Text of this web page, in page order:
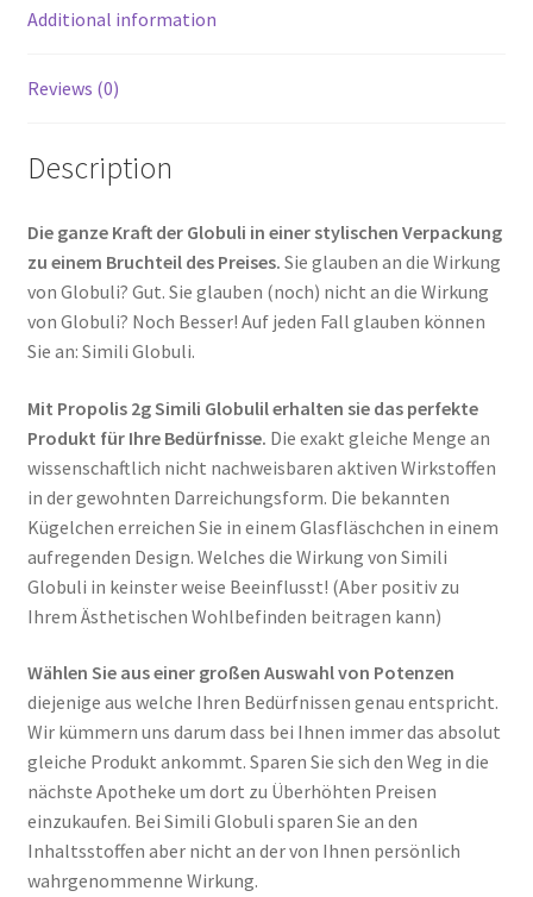
Additional information
Reviews (0)
Description
Die ganze Kraft der Globuli in einer stylischen Verpackung
zu einem Bruchteil des Preises. Sie glauben an die Wirkung
von Globuli? Gut. Sie glauben (noch) nicht an die Wirkung
von Globuli? Noch Besser! Auf jeden Fall glauben können
Sie an: Simili Globuli.
Mit Propolis 2g Simili Globulil erhalten sie das perfekte
Produkt für Ihre Bedürfnisse. Die exakt gleiche Menge an
wissenschaftlich nicht nachweisbaren aktiven Wirkstoffen
in der gewohnten Darreichungsform. Die bekannten
Kügelchen erreichen Sie in einem Glasfläschchen in einem
aufregenden Design. Welches die Wirkung von Simili
Globuli in keinster weise Beeinflusst! (Aber positiv zu
Ihrem Ästhetischen Wohlbefinden beitragen kann)
Wählen Sie aus einer großen Auswahl von Potenzen
diejenige aus welche Ihren Bedürfnissen genau entspricht.
Wir kümmern uns darum dass bei Ihnen immer das absolut
gleiche Produkt ankommt. Sparen Sie sich den Weg in die
nächste Apotheke um dort zu Überhöhten Preisen
einzukaufen. Bei Simili Globuli sparen Sie an den
Inhaltsstoffen aber nicht an der von Ihnen persönlich
wahrgenommenne Wirkung.